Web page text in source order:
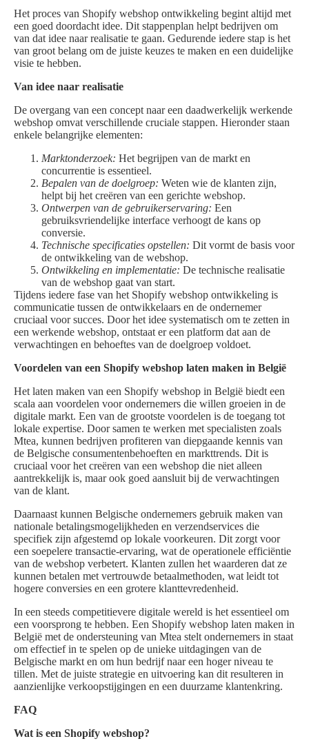
Het proces van Shopify webshop ontwikkeling begint altijd met
een goed doordacht idee. Dit stappenplan helpt bedrijven om
van dat idee naar realisatie te gaan. Gedurende iedere stap is het
van groot belang om de juiste keuzes te maken en een duidelijke
visie te hebben.
Van idee naar realisatie
De overgang van een concept naar een daadwerkelijk werkende
webshop omvat verschillende cruciale stappen. Hieronder staan
enkele belangrijke elementen:
Marktonderzoek: Het begrijpen van de markt en
concurrentie is essentieel.
Bepalen van de doelgroep: Weten wie de klanten zijn,
helpt bij het creëren van een gerichte webshop.
Ontwerpen van de gebruikerservaring: Een
gebruiksvriendelijke interface verhoogt de kans op
conversie.
Technische specificaties opstellen: Dit vormt de basis voor
de ontwikkeling van de webshop.
Ontwikkeling en implementatie: De technische realisatie
van de webshop gaat van start.
Tijdens iedere fase van het Shopify webshop ontwikkeling is
communicatie tussen de ontwikkelaars en de ondernemer
cruciaal voor succes. Door het idee systematisch om te zetten in
een werkende webshop, ontstaat er een platform dat aan de
verwachtingen en behoeftes van de doelgroep voldoet.
Voordelen van een Shopify webshop laten maken in België
Het laten maken van een Shopify webshop in België biedt een
scala aan voordelen voor ondernemers die willen groeien in de
digitale markt. Een van de grootste voordelen is de toegang tot
lokale expertise. Door samen te werken met specialisten zoals
Mtea, kunnen bedrijven profiteren van diepgaande kennis van
de Belgische consumentenbehoeften en markttrends. Dit is
cruciaal voor het creëren van een webshop die niet alleen
aantrekkelijk is, maar ook goed aansluit bij de verwachtingen
van de klant.
Daarnaast kunnen Belgische ondernemers gebruik maken van
nationale betalingsmogelijkheden en verzendservices die
specifiek zijn afgestemd op lokale voorkeuren. Dit zorgt voor
een soepelere transactie-ervaring, wat de operationele efficiëntie
van de webshop verbetert. Klanten zullen het waarderen dat ze
kunnen betalen met vertrouwde betaalmethoden, wat leidt tot
hogere conversies en een grotere klanttevredenheid.
In een steeds competitievere digitale wereld is het essentieel om
een voorsprong te hebben. Een Shopify webshop laten maken in
België met de ondersteuning van Mtea stelt ondernemers in staat
om effectief in te spelen op de unieke uitdagingen van de
Belgische markt en om hun bedrijf naar een hoger niveau te
tillen. Met de juiste strategie en uitvoering kan dit resulteren in
aanzienlijke verkoopstijgingen en een duurzame klantenkring.
FAQ
Wat is een Shopify webshop?